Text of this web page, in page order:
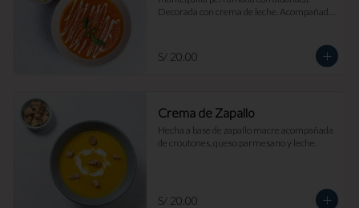
Decorada con crema de leche. Acompañada
S/ 20.00
Crema de Zapallo
Hecha a base de zapallo macre acompañada
de croutones, queso parmesano y leche.
S/ 20.00